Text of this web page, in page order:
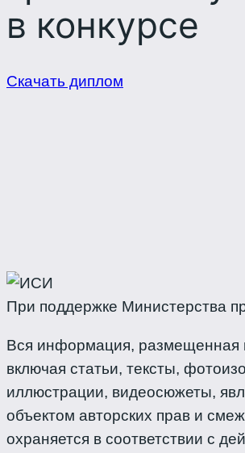
в конкурсе
Скачать диплом
При поддержке Министерства
Вся информация, размещенная
включая статьи, тексты,
иллюстрации, видеосюжеты,
объектом авторских прав и
охраняется в соответствии с